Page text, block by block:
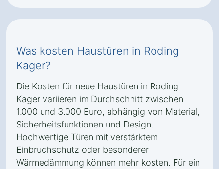
Was kosten Haustüren in Roding
Kager?
Die Kosten für neue Haustüren in Roding
Kager variieren im Durchschnitt zwischen
1.000 und 3.000 Euro, abhängig von Material,
Sicherheitsfunktionen und Design.
Hochwertige Türen mit verstärktem
Einbruchschutz oder besonderer
Wärmedämmung können mehr kosten. Für ein